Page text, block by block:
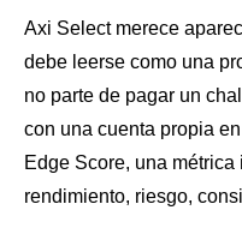
Axi Select merece
debe leerse como una
no parte de pagar un
con una cuenta propia
Edge Score, una
rendimiento, riesgo,